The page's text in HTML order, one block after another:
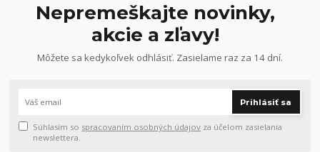
Nepremeškajte novinky,
akcie a zľavy!
Môžete sa kedykoľvek odhlásiť. Zasielame raz za 14 dní.
Prihlásiť sa
Súhlasím so spracovaním osobných údajov za účelom zasielania
newslettera.